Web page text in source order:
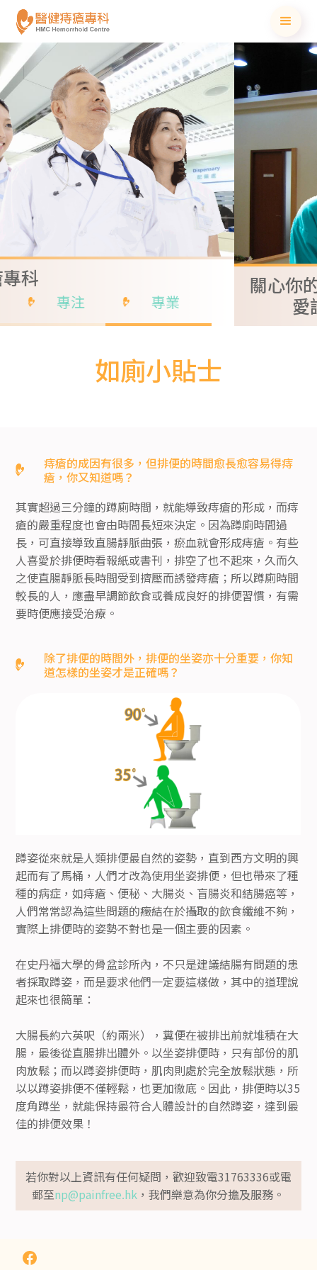
Top
of
page
banner
專業
愛護你的將來
如廁小貼士
痔瘡的成因有很多，但排便的時間愈長愈容易得痔
瘡，你又知道嗎？
其實超過三分鐘的蹲廁時間，就能導致痔瘡的形成，而痔
瘡的嚴重程度也會由時間長短來決定。因為蹲廁時間過
長，可直接導致直腸靜脈曲張，瘀血就會形成痔瘡。有些
人喜愛於排便時看報紙或書刊，排空了也不起來，久而久
之使直腸靜脈長時間受到擠壓而誘發痔瘡；所以蹲廁時間
較長的人，應盡早調節飲食或養成良好的排便習慣，有需
要時便應接受治療。
除了排便的時間外，排便的坐姿亦十分重要，你知
道怎樣的坐姿才是正確嗎？
蹲姿從來就是人類排便最自然的姿勢，直到西方文明的興
起而有了馬桶，人們才改為使用坐姿排便，但也帶來了種
種的病症，如痔瘡、便秘、大腸炎、盲腸炎和結腸癌等，
人們常常認為這些問題的癥結在於攝取的飲食纖維不夠，
實際上排便時的姿勢不對也是一個主要的因素。
在史丹福大學的骨盆診所內，不只是建議結腸有問題的患
者採取蹲姿，而是要求他們一定要這樣做，其中的道理說
起來也很簡單：
大腸長約六英呎（約兩米），糞便在被排出前就堆積在大
腸，最後從直腸排出體外。以坐姿排便時，只有部份的肌
肉放鬆；而以蹲姿排便時，肌肉則處於完全放鬆狀態，所
以以蹲姿排便不僅輕鬆，也更加徹底。因此，排便時以35
度角蹲坐，就能保持最符合人體設計的自然蹲姿，達到最
佳的排便效果！
若你對以上資訊有任何疑問，歡迎致電31763336或電
郵至np@painfree.hk ，我們樂意為你分擔及服務。